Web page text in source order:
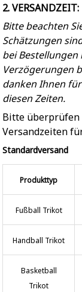
2. VERSANDZEIT:
Bitte beachten
Schätzungen
bei Bestellungen
Verzögerungen
danken Ihnen
diesen Zeiten.
Bitte überprüfen
Versandzeiten
Standardversand
Produkttyp
Fußball Trikot
Handball Trikot
Basketball
Trikot